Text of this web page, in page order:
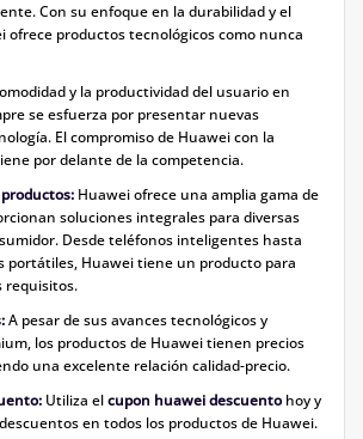
Con su enfoque en la durabilidad y el
ofrece productos tecnológicos como nunca
y la productividad del usuario en
se esfuerza por presentar nuevas
El compromiso de Huawei con la
por delante de la competencia.
Huawei ofrece una amplia gama de
soluciones integrales para diversas
Desde teléfonos inteligentes hasta
portátiles, Huawei tiene un producto para
requisitos.
A pesar de sus avances tecnológicos y
los productos de Huawei tienen precios
una excelente relación calidad-precio.
Utiliza elcupon huawei descuentohoy y
en todos los productos de Huawei.